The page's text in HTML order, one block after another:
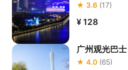
★ 3.6 (17)
¥ 128
广州观光巴士
★ 4.0 (65)